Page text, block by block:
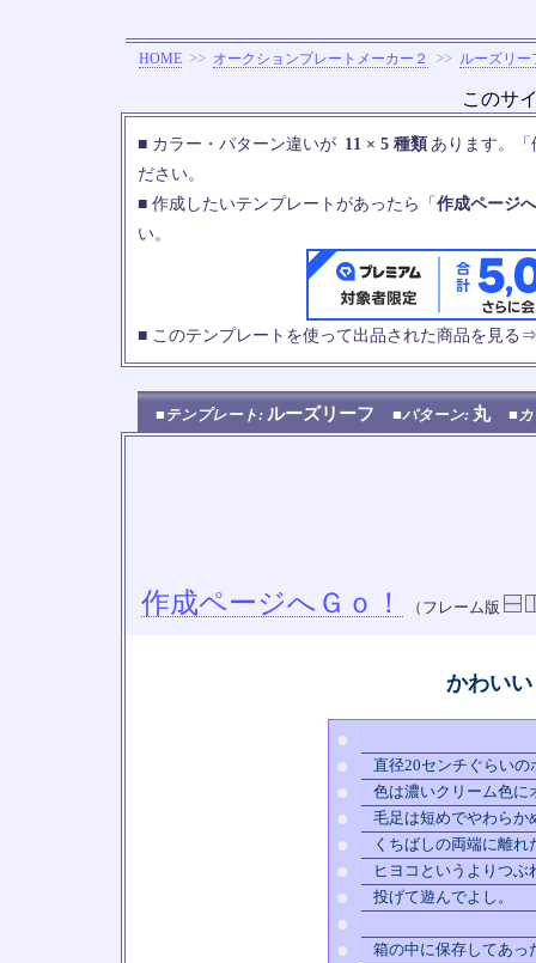
HOME >> オークションプレートメーカー２ >> ルーズリー
このサ
■ カラー・パターン違いが 11 × 5 種類 あります。
ださい。
■ 作成したいテンプレートがあったら「 作成ページ
い。
■ このテンプレートを使って出品された商品を見る
■テンプレート: ルーズリーフ ■パターン: 丸 ■
作成ページへＧｏ！ （フレーム版
かわい
●
●
直径20センチぐらいの
● 色は濃いクリーム色に
● 毛足は短めでやわらか
● くちばしの両端に離
● ヒヨコというよりつ
● 投げて遊んでよし。
●
●
箱の中に保存してあっ